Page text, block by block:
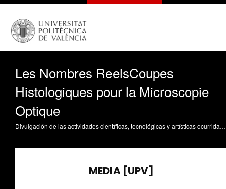
Les Nombres ReelsCoupes
Histologiques pour la Microscopie
Optique
Divulgación de las actividades científicas, tecnológicas y artísticas ocurridas en los tres campus de la UPV